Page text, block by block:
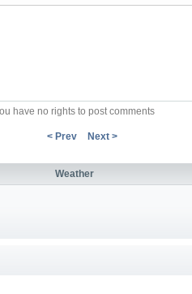
have no rights to post comments
< Prev
Next >
Weather